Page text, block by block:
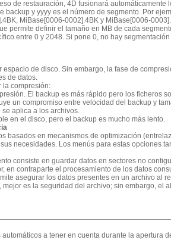
de restauración, 4D fusionará
backup y yyyy es el número de segmento. Por
MiBase[0006-0002].4BK y MiBase[0006-
permite definir el tamaño en MB de cada
entre 0 y 2048. Si pone 0, no hay
de disco. Sin embargo, la fase de
de datos.
la compresión:
El backup es más rápido pero los ficheros
un compromiso entre velocidad del backup y
se aplica a los archivos.
en el disco, pero el backup es mucho más lento.
basados en mecanismos de optimización
necesidades. Los menús para estas opciones
consiste en guardar datos en sectores no
en contraparte el procesamiento de los datos
asegurar los datos presentes en un archivo al
es la seguridad del archivo; sin embargo, el
a tener en cuenta durante la apertura